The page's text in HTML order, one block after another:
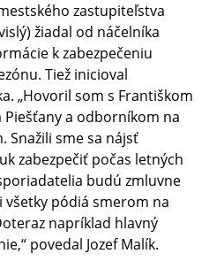
zastupiteľstva
žiadal od náčelníka
k zabezpečeniu
Tiež inicioval
„Hovoril som s Františkom
a odborníkom na
Snažili sme sa nájsť
zabezpečiť počas letných
budú zmluvne
všetky pódiá smerom na
napríklad hlavný
povedal Jozef Malík.